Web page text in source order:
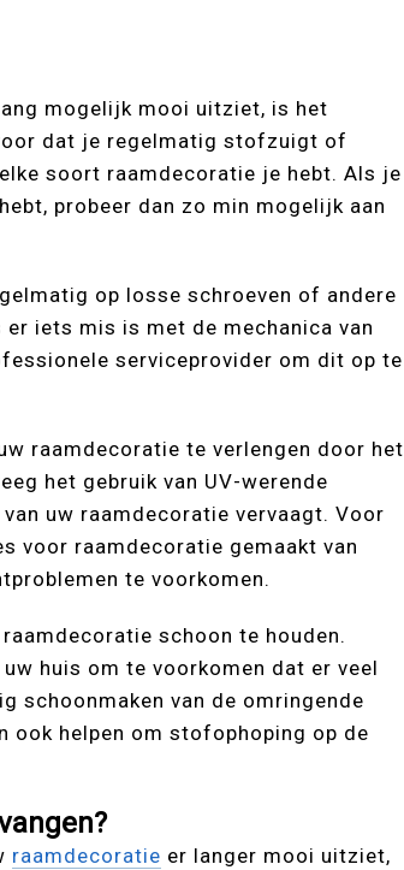
mogelijk mooi uitziet, is het
dat je regelmatig stofzuigt of
soort raamdecoratie je hebt. Als je
probeer dan zo min mogelijk aan
op losse schroeven of andere
iets mis is met de mechanica van
serviceprovider om dit op te
raamdecoratie te verlengen door het
het gebruik van UV-werende
uw raamdecoratie vervaagt. Voor
voor raamdecoratie gemaakt van
te voorkomen.
schoon te houden.
huis om te voorkomen dat er veel
schoonmaken van de omringende
ook helpen om stofophoping op de
raamdecoratie er langer mooi uitziet,